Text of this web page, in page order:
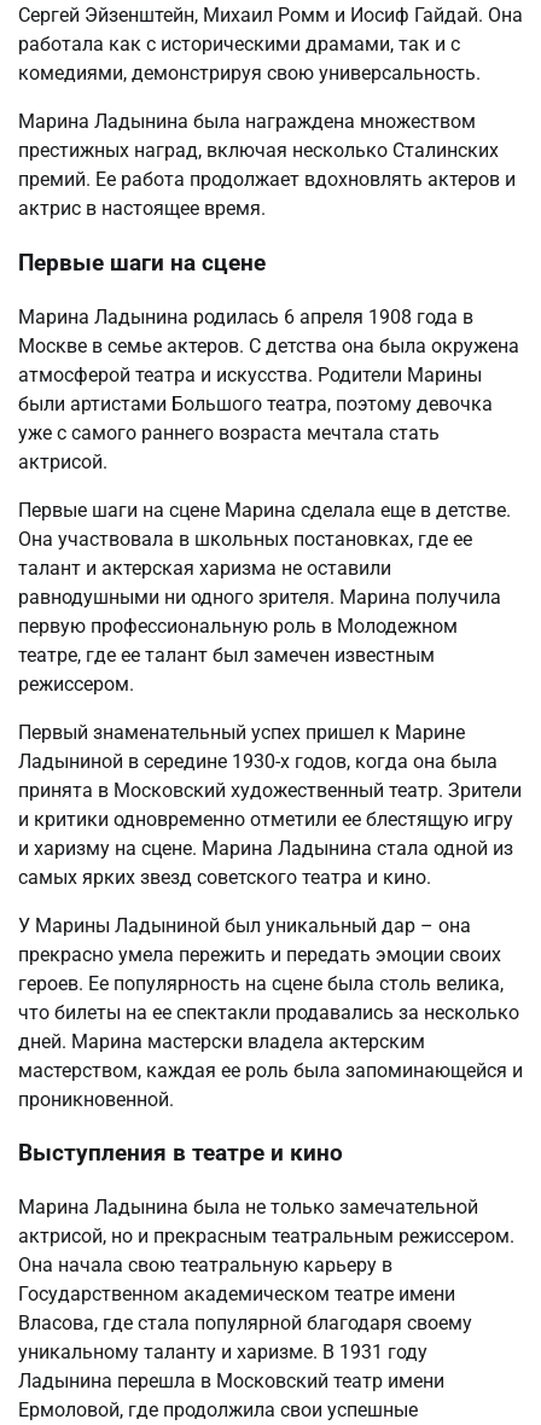
Сергей Эйзенштейн, Михаил Ромм и Иосиф Гайдай. Она
работала как с историческими драмами, так и с
комедиями, демонстрируя свою универсальность.
Марина Ладынина была награждена множеством
престижных наград, включая несколько Сталинских
премий. Ее работа продолжает вдохновлять актеров и
актрис в настоящее время.
Первые шаги на сцене
Марина Ладынина родилась 6 апреля 1908 года в
Москве в семье актеров. С детства она была окружена
атмосферой театра и искусства. Родители Марины
были артистами Большого театра, поэтому девочка
уже с самого раннего возраста мечтала стать
актрисой.
Первые шаги на сцене Марина сделала еще в детстве.
Она участвовала в школьных постановках, где ее
талант и актерская харизма не оставили
равнодушными ни одного зрителя. Марина получила
первую профессиональную роль в Молодежном
театре, где ее талант был замечен известным
режиссером.
Первый знаменательный успех пришел к Марине
Ладыниной в середине 1930-х годов, когда она была
принята в Московский художественный театр. Зрители
и критики одновременно отметили ее блестящую игру
и харизму на сцене. Марина Ладынина стала одной из
самых ярких звезд советского театра и кино.
У Марины Ладыниной был уникальный дар – она
прекрасно умела пережить и передать эмоции своих
героев. Ее популярность на сцене была столь велика,
что билеты на ее спектакли продавались за несколько
дней. Марина мастерски владела актерским
мастерством, каждая ее роль была запоминающейся и
проникновенной.
Выступления в театре и кино
Марина Ладынина была не только замечательной
актрисой, но и прекрасным театральным режиссером.
Она начала свою театральную карьеру в
Государственном академическом театре имени
Власова, где стала популярной благодаря своему
уникальному таланту и харизме. В 1931 году
Ладынина перешла в Московский театр имени
Ермоловой, где продолжила свои успешные